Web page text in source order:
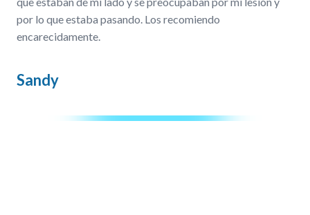
por lo que estaba pasando. Los recomiendo
encarecidamente.
Sandy